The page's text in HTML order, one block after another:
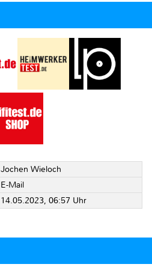
Jochen Wieloch
E-Mail
14.05.2023, 06:57 Uhr